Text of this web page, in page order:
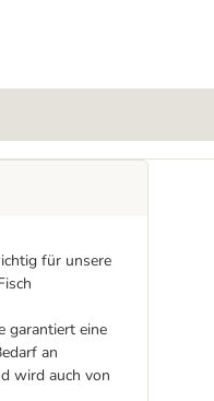
für unsere
garantiert eine
an
wird auch von